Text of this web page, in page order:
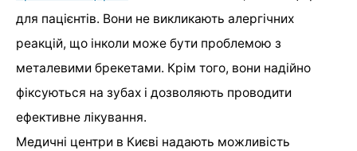
для пацієнтів. Вони не викликають алергічних
реакцій, що інколи може бути проблемою з
металевими брекетами. Крім того, вони надійно
фіксуються на зубах і дозволяють проводити
ефективне лікування.
Медичні центри в Києві надають можливість